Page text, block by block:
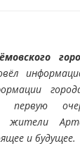
первую
жители
и будущее.